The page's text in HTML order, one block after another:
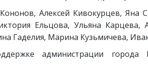
Алексей Кивокурцев,
Ельцова, Ульяна Карцева,
Гаделия, Марина Кузьмичева,
администрации